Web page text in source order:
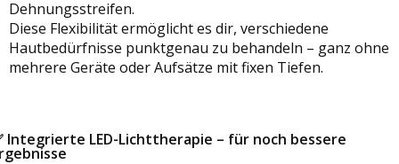
Dehnungsstreifen.
Diese Flexibilität ermöglicht es dir, verschiedene
Hautbedürfnisse punktgenau zu behandeln – ganz ohne
mehrere Geräte oder Aufsätze mit fixen Tiefen.
Integrierte LED-Lichttherapie – für noch bessere